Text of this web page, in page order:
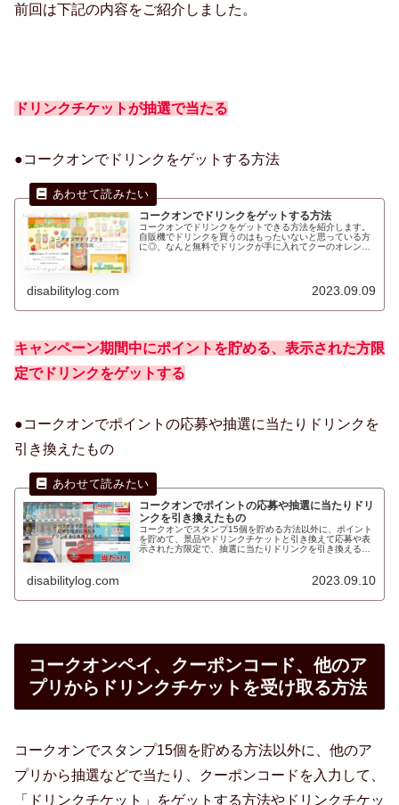
前回は下記の内容をご紹介しました。
ドリンクチケットが抽選で当たる
●コークオンでドリンクをゲットする方法
コークオンでドリンクをゲットする方法
コークオンでドリンクをゲットできる方法を紹介します。
自販機でドリンクを買うのはもったいないと思っている方
に◎、なんと無料でドリンクが手に入れてクーのオレンジ
disabilitylog.com 2023.09.09
キャンペーン期間中にポイントを貯める、表示された方限
定でドリンクをゲットする
●コークオンでポイントの応募や抽選に当たりドリンクを
引き換えたもの
コークオンでポイントの応募や抽選に当たりドリ
ンクを引き換えたもの
コークオンでスタンプ15個を貯める方法以外に、ポイント
を貯めて、景品やドリンクチケットと引き換えて応募や表
示された方限定で、抽選に当たりドリンクを引き換えるこ
disabilitylog.com 2023.09.10
コークオンペイ、クーポンコード、他のア
プリからドリンクチケットを受け取る方法
コークオンでスタンプ15個を貯める方法以外に、他のア
プリから抽選などで当たり、クーポンコードを入力して、
「ドリンクチケット」をゲットする方法やドリンクチケッ